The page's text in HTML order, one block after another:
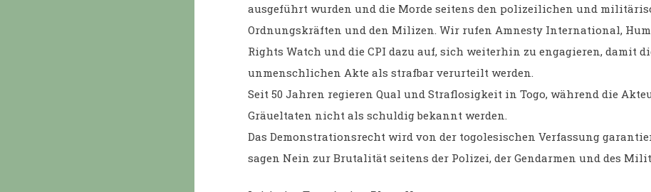
ausgeführt wurden und die Morde seitens den polizeilichen und
Ordnungskräften und den Milizen. Wir rufen Amnesty International,
Rights Watch und die CPI dazu auf, sich weiterhin zu engagieren, damit
unmenschlichen Akte als strafbar verurteilt werden.
Seit 50 Jahren regieren Qual und Straflosigkeit in Togo, während die
Gräueltaten nicht als schuldig bekannt werden.
Das Demonstrationsrecht wird von der togolesischen Verfassung
sagen Nein zur Brutalität seitens der Polizei, der Gendarmen und des